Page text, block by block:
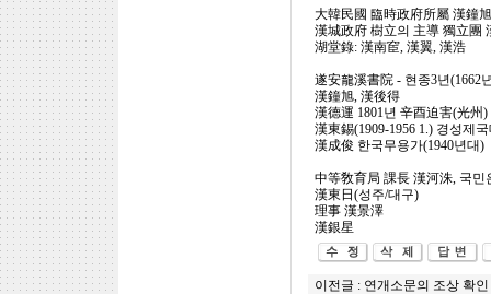
大韓民國 臨時政府所屬 漢鐘旭
漢城政府 樹立의 主導 獨立團
湖堂錄: 漢南䆠, 漢翼, 漢浩
遂安龍溪書院 - 현종3년(1662
漢鐘旭, 漢後得
漢德運 1801년 辛酉迫害(光州)
漢東錫(1909-1956 1.) 경성제
漢成俊 한국무용가(1940년대)
中等敎育局 課長 漢河洙, 국민
漢東日(성주/대구)
理事 漢景澤
漢銀星
이전글 : 연개소문의 조상 확인